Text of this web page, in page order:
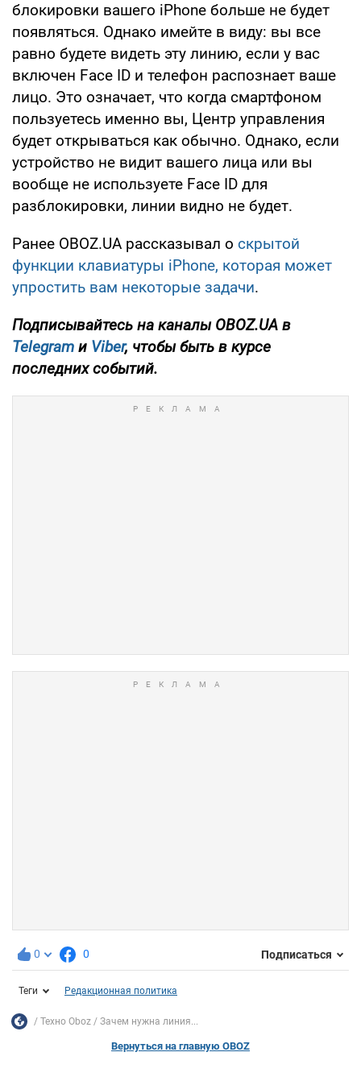
блокировки вашего iPhone больше не будет
появляться. Однако имейте в виду: вы все
равно будете видеть эту линию, если у вас
включен Face ID и телефон распознает ваше
лицо. Это означает, что когда смартфоном
пользуетесь именно вы, Центр управления
будет открываться как обычно. Однако, если
устройство не видит вашего лица или вы
вообще не используете Face ID для
разблокировки, линии видно не будет.
Ранее OBOZ.UA рассказывал о скрытой
функции клавиатуры iPhone, которая может
упростить вам некоторые задачи.
Подписывайтесь на каналы OBOZ.UA в
Telegram и Viber, чтобы быть в курсе
последних событий.
0 0 Подписаться
Теги Редакционная политика
Техно Oboz Зачем нужна линия...
Вернуться на главную OBOZ